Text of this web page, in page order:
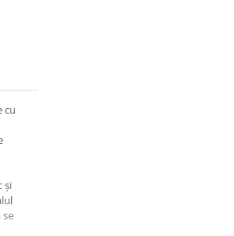
cu
și
se